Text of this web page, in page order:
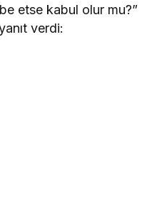
etse kabul olur mu?”
verdi: